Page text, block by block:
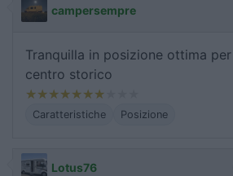
campersempre
Tranquilla in posizione ottima
centro storico
Caratteristiche Posizione
Lotus76